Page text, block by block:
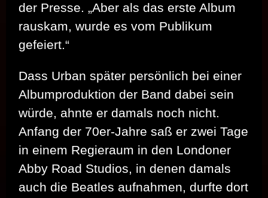
der Presse. „Aber als das erste Album
rauskam, wurde es vom Publikum
gefeiert.“
Dass Urban später persönlich bei einer
Albumproduktion der Band dabei sein
würde, ahnte er damals noch nicht.
Anfang der 70er-Jahre saß er zwei Tage
in einem Regieraum in den Londoner
Abby Road Studios, in denen damals
auch die Beatles aufnahmen, durfte dort